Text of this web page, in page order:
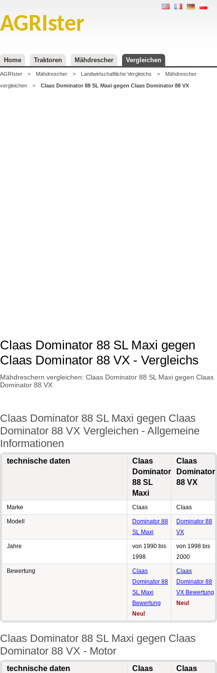
AGRIster
Home Traktoren Mähdrescher Vergleichen
AGRIster > Mähdrescher > Landwirtschaftliche Vergleichs >
Mähdrescher
vergleichen
> Claas Dominator 88 SL Maxi gegen Claas Dominator 88 VX
Claas Dominator 88 SL Maxi gegen
Claas Dominator 88 VX - Vergleichs
Mähdreschern vergleichen: Claas Dominator 88 SL Maxi gegen Claas
Dominator 88 VX
Claas Dominator 88 SL Maxi gegen Claas
Dominator 88 VX Vergleichen - Allgemeine
Informationen
technische daten
Claas
Dominator
88 SL
Maxi
Claas
Dominator
88 VX
Marke Claas Claas
Modell
Dominator 88
SL Maxi
Dominator 88
VX
Jahre
von 1990 bis
1998
von 1998 bis
2000
Bewertung
Claas
Dominator 88
SL Maxi
Bewertung
Neu!
Claas
Dominator 88
VX Bewertung
Neu!
Claas Dominator 88 SL Maxi gegen Claas
Dominator 88 VX - Motor
technische daten
Claas
Claas